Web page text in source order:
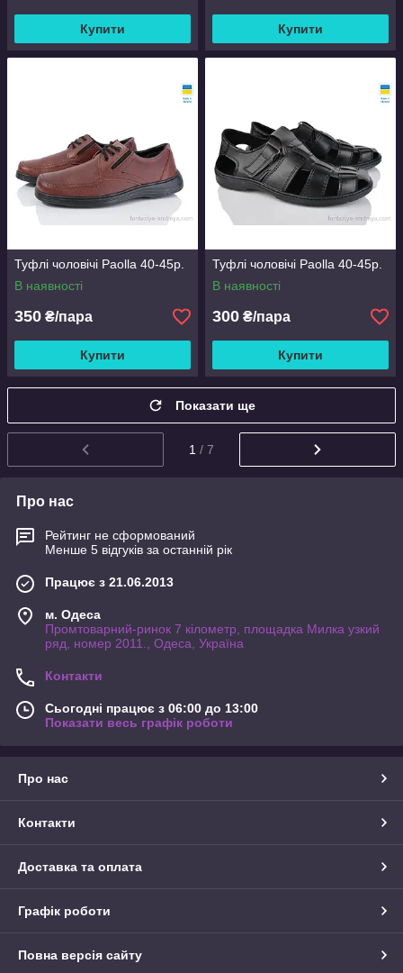
Купити Купити
Туфлі чоловічі Paolla 40-45р.
В наявності
350 ₴/пара
Купити
Туфлі чоловічі Paolla 40-45р.
В наявності
300 ₴/пара
Купити
Показати ще
1 / 7
Про нас
Рейтинг не сформований
Менше 5 відгуків за останній рік
Працює з 21.06.2013
м. Одеса
Промтоварний-ринок 7 кілометр, площадка Милка узкий
ряд, номер 2011., Одеса, Україна
Контакти
Сьогодні працює з 06:00 до 13:00
Показати весь графік роботи
Про нас
Контакти
Доставка та оплата
Графік роботи
Повна версія сайту